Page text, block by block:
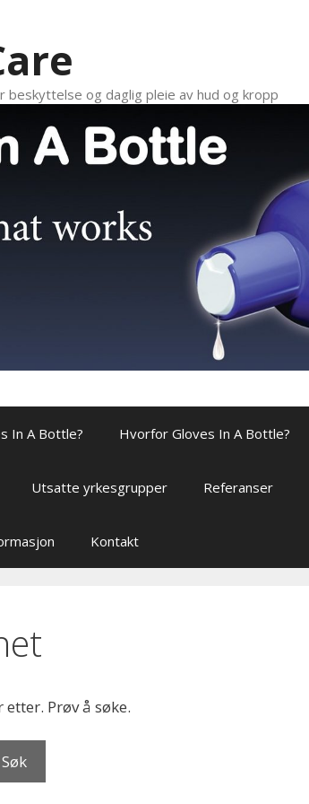
og daglig pleie av hud og kropp
In A Bottle? Hvorfor Gloves In A Bottle?
Utsatte yrkesgrupper Referanser
Kontakt
Prøv å søke.